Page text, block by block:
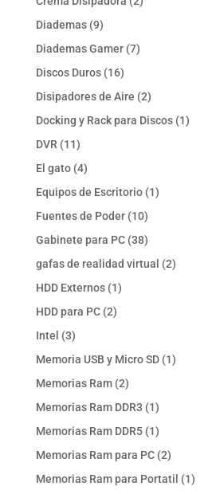
Diademas 99
productos
Diademas Gamer 77
Discos Duros 1616
productos
Disipadores de Aire 22
productos
Docking y Rack para Discos 11
DVR 1111
productos
El gato 44
productos
Equipos de Escritorio 11
Fuentes de Poder 1010
productos
Gabinete para PC 3838
productos
gafas de realidad virtual 22
HDD Externos 11
HDD para PC 22
Intel 33
productos
Memoria USB y Micro SD 11
Memorias Ram 22
productos
Memorias Ram DDR3 11
producto
Memorias Ram DDR5 11
producto
Memorias Ram para PC 22
productos
Memorias Ram para Portatil 11